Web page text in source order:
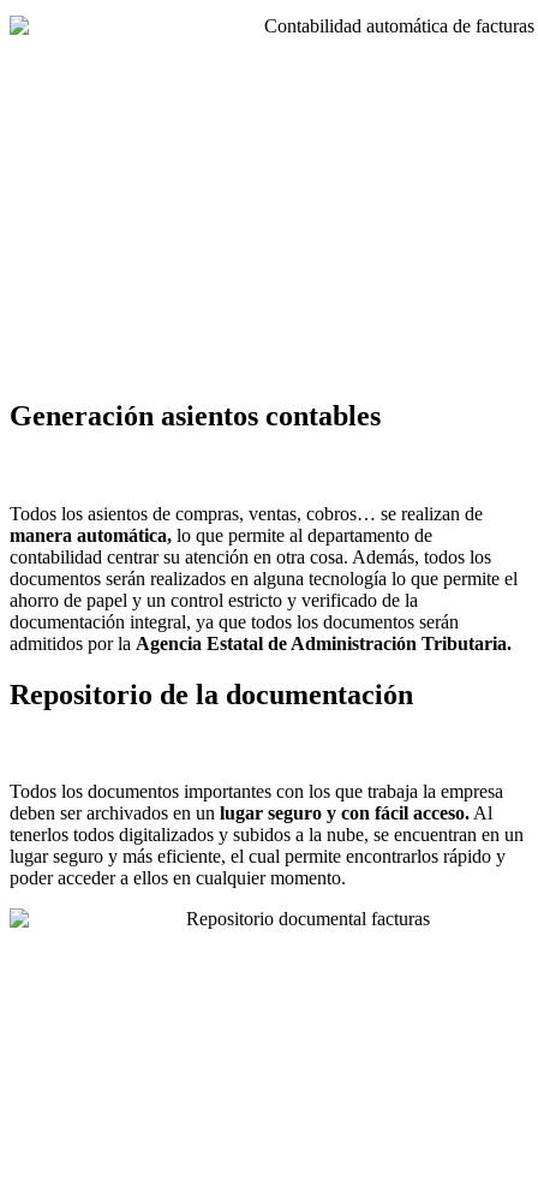
Generación asientos contables
Todos los asientos de compras, ventas, cobros… se realizan de
manera automática, lo que permite al departamento de
contabilidad centrar su atención en otra cosa. Además, todos los
documentos serán realizados en alguna tecnología lo que permite el
ahorro de papel y un control estricto y verificado de la
documentación integral, ya que todos los documentos serán
admitidos por la Agencia Estatal de Administración Tributaria.
Repositorio de la documentación
Todos los documentos importantes con los que trabaja la empresa
deben ser archivados en un lugar seguro y con fácil acceso.Al
tenerlos todos digitalizados y subidos a la nube, se encuentran en un
lugar seguro y más eficiente, el cual permite encontrarlos rápido y
poder acceder a ellos en cualquier momento.